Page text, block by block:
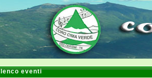
eventi